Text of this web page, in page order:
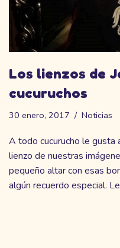
Los lienzos de
cucuruchos
30 enero, 2017 Noticias
A todo cucurucho le gusta
lienzo de nuestras
pequeño altar con esas
algún recuerdo especial.